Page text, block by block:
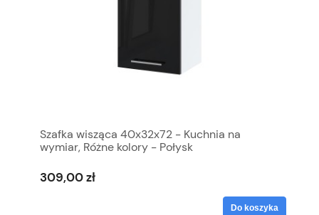
Szafka wisząca 40x32x72 - Kuchnia na
wymiar, Różne kolory - Połysk
309,00 zł
Do koszyka